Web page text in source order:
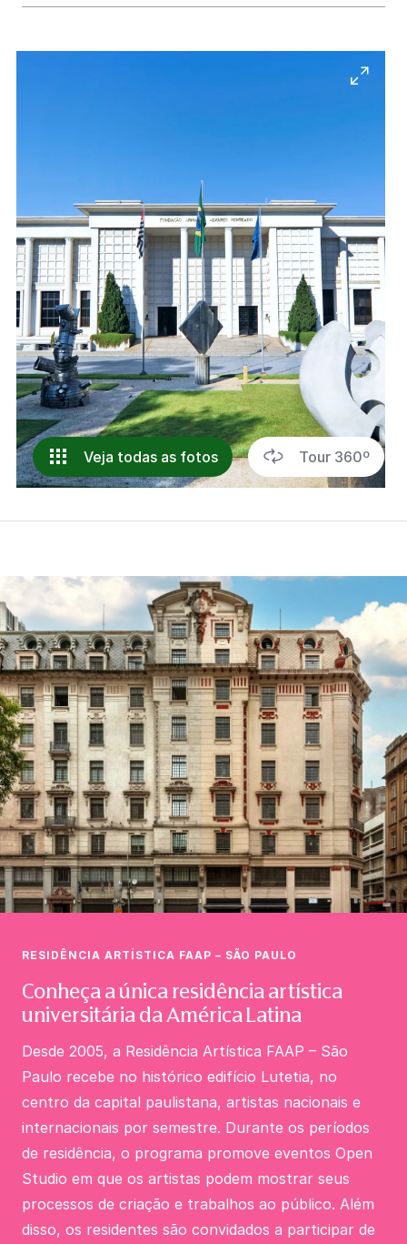
Veja todas as fotos Tour 360º
RESIDÊNCIA ARTÍSTICA FAAP – SÃO PAULO
Conheça a única residência artística
universitária da América Latina
Desde 2005, a Residência Artística FAAP – São
Paulo recebe no histórico edifício Lutetia, no
centro da capital paulistana, artistas nacionais e
internacionais por semestre. Durante os períodos
de residência, o programa promove eventos Open
Studio em que os artistas podem mostrar seus
processos de criação e trabalhos ao público. Além
disso, os residentes são convidados a participar de